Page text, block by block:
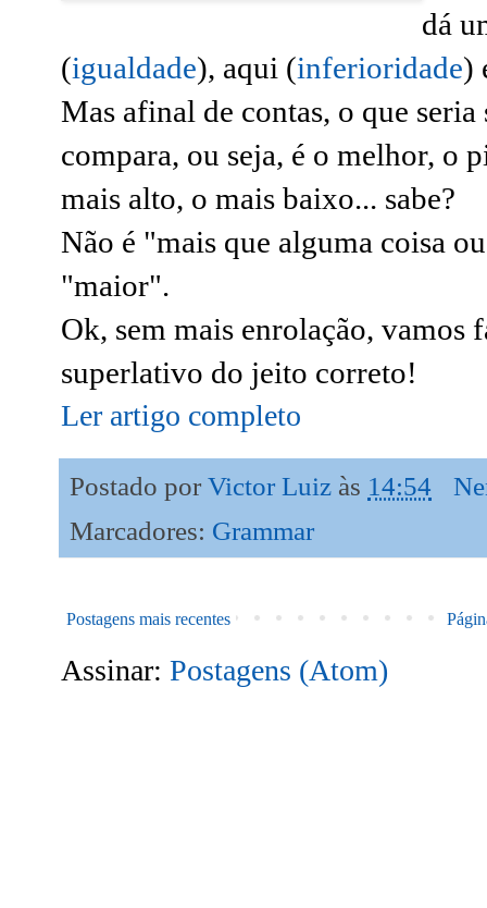
dá
(igualdade), aqui (inferioridade)
Mas afinal de contas, o que
compara, ou seja, é o melhor, o
mais alto, o mais baixo... sabe?
Não é "mais que alguma coisa
"maior".
Ok, sem mais enrolação, vamos
superlativo do jeito correto!
Ler artigo completo
Postado por Victor Luiz às 14:54
Marcadores: Grammar
Postagens mais recentes
Assinar: Postagens (Atom)